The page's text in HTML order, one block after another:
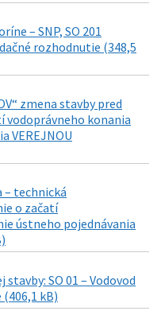
– SNP, SO 201
rozhodnutie (348,5
zmena stavby pred
vodoprávneho konania
VEREJNOU
– technická
o začatí
ústneho pojednávania
SO 01 – Vodovod
(406,1 kB)